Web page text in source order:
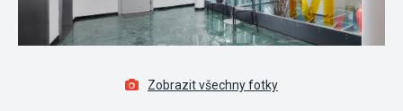
Zobrazit všechny fotky